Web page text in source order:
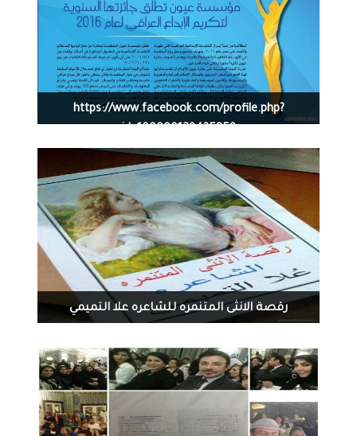
08-16-2016
0
1321
https://www.facebook.com/profile.php?
07-25-2016
0
1324
رقصة الانثى المتنمره للشاعره علا التميمي